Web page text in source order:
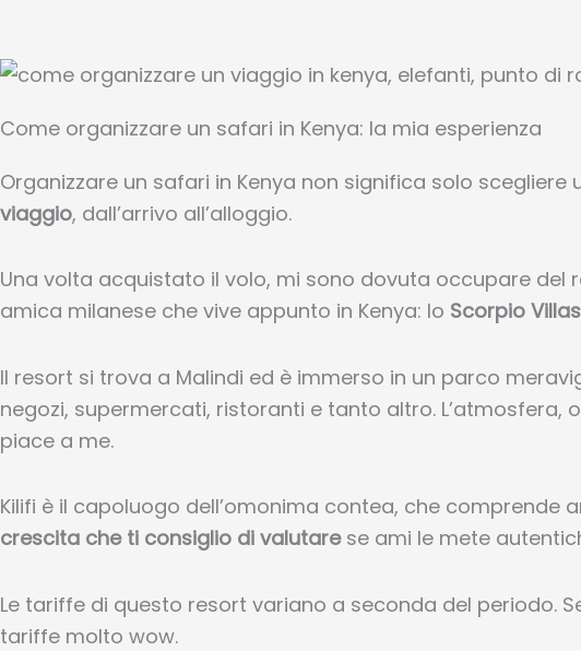
Come organizzare un safari in Kenya: la mia esperienza
Organizzare un safari in Kenya non significa solo
viaggio, dall’arrivo all’alloggio.
Una volta acquistato il volo, mi sono dovuta occupare del
amica milanese che vive appunto in Kenya: lo Scorpio Villas
Il resort si trova a Malindi ed è immerso in un parco
negozi, supermercati, ristoranti e tanto altro.
piace a me.
Kilifi è il capoluogo dell’omonima contea, che comprende
crescita che ti consiglio di valutarese ami le mete
Le tariffe di questo resort variano a seconda del periodo.
tariffe molto wow.